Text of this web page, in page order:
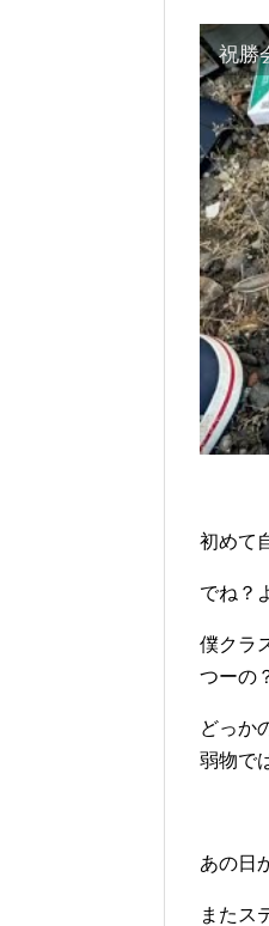
祝勝
初めて
でね？
僕クラ
つーの
どっか
弱物で
あの日
またス